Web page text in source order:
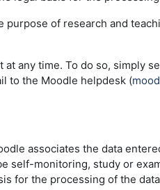
of research and
any time. To do so, simply
to the Moodle helpdesk (
associates the data
self-monitoring, study or
for the processing of the data